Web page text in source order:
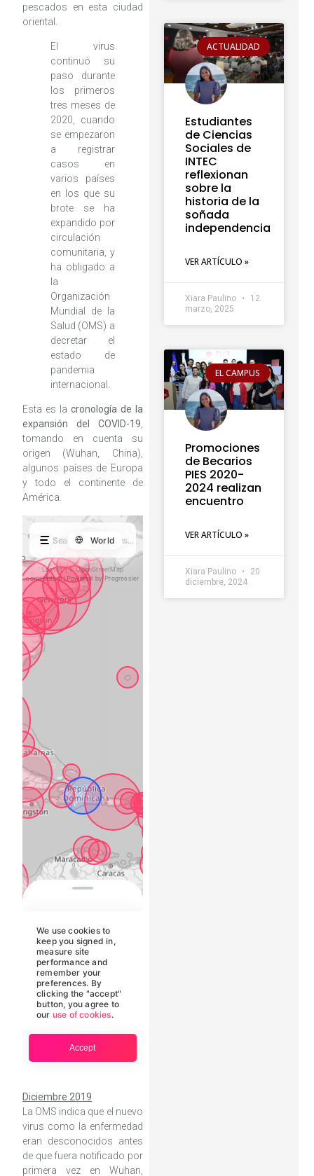
pescados en esta ciudad
oriental.
El virus
continuó su
paso durante
los primeros
tres meses de
2020, cuando
se empezaron
a registrar
casos en
varios países
en los que su
brote se ha
expandido por
circulación
comunitaria, y
ha obligado a
la
Organización
Mundial de la
Salud (OMS) a
decretar el
estado de
pandemia
internacional.
Esta es la cronología de la
expansión del COVID-19,
tomando en cuenta su
origen (Wuhan, China),
algunos países de Europa
y todo el continente de
América.
Diciembre 2019
La OMS indica que el nuevo
virus como la enfermedad
eran desconocidos antes
de que fuera notificado por
primera vez en Wuhan,
ACTUALIDAD
Estudiantes
de Ciencias
Sociales de
INTEC
reflexionan
sobre la
historia de la
soñada
independencia
VER ARTÍCULO »
Xiara Paulino
12
marzo, 2025
EL CAMPUS
Promociones
de Becarios
PIES 2020-
2024 realizan
encuentro
VER ARTÍCULO »
Xiara Paulino
20
diciembre, 2024